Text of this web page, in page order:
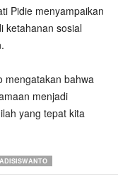
Pidie menyampaikan
ketahanan sosial
mengatakan bahwa
menjadi
yang tepat kita